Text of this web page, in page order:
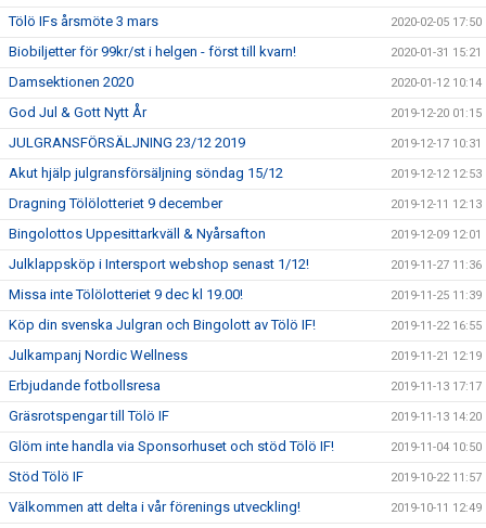
Tölö IFs årsmöte 3 mars 2020-02-05 17:50
Biobiljetter för 99kr/st i helgen - först till kvarn! 2020-01-31 15:21
Damsektionen 2020 2020-01-12 10:14
God Jul & Gott Nytt År 2019-12-20 01:15
JULGRANSFÖRSÄLJNING 23/12 2019 2019-12-17 10:31
Akut hjälp julgransförsäljning söndag 15/12 2019-12-12 12:53
Dragning Tölölotteriet 9 december 2019-12-11 12:13
Bingolottos Uppesittarkväll & Nyårsafton 2019-12-09 12:01
Julklappsköp i Intersport webshop senast 1/12! 2019-11-27 11:36
Missa inte Tölölotteriet 9 dec kl 19.00! 2019-11-25 11:39
Köp din svenska Julgran och Bingolott av Tölö IF! 2019-11-22 16:55
Julkampanj Nordic Wellness 2019-11-21 12:19
Erbjudande fotbollsresa 2019-11-13 17:17
Gräsrotspengar till Tölö IF 2019-11-13 14:20
Glöm inte handla via Sponsorhuset och stöd Tölö IF! 2019-11-04 10:50
Stöd Tölö IF 2019-10-22 11:57
Välkommen att delta i vår förenings utveckling! 2019-10-11 12:49